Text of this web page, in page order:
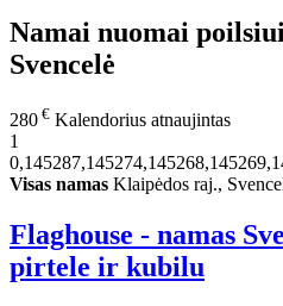
Namai nuomai
Svencelė
280 € Kalendorius atnaujintas
1
Visas namas Klaipėdos raj.,
Flaghouse - namas
pirtele ir kubilu